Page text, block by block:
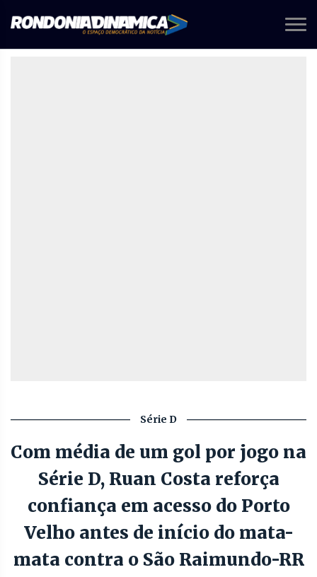
Série D
Com média de um gol por jogo na
Série D, Ruan Costa reforça
confiança em acesso do Porto
Velho antes de início do mata-
mata contra o São Raimundo-RR